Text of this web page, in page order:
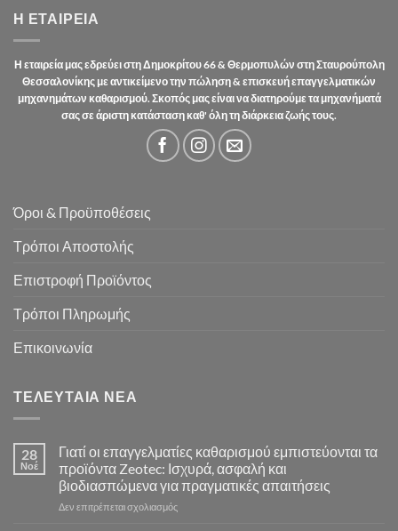
Η ΕΤΑΙΡΕΊΑ
Η εταιρεία μας εδρεύει στη Δημοκρίτου 66 & Θερμοπυλών στη Σταυρούπολη
Θεσσαλονίκης με αντικείμενο την πώληση & επισκευή επαγγελματικών
μηχανημάτων καθαρισμού. Σκοπός μας είναι να διατηρούμε τα μηχανήματά
σας σε άριστη κατάσταση καθ' όλη τη διάρκεια ζωής τους.
Όροι & Προϋποθέσεις
Τρόποι Αποστολής
Επιστροφή Προϊόντος
Τρόποι Πληρωμής
Επικοινωνία
ΤΕΛΕΥΤΑΊΑ ΝΈΑ
28
Νοέ
Γιατί οι επαγγελματίες καθαρισμού εμπιστεύονται τα
προϊόντα Zeotec: Ισχυρά, ασφαλή και
βιοδιασπώμενα για πραγματικές απαιτήσεις
Δεν επιτρέπεται σχολιασμόςστο